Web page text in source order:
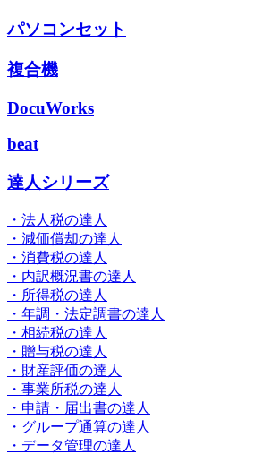
パソコンセット
複合機
DocuWorks
beat
達人シリーズ
・法人税の達人
・減価償却の達人
・消費税の達人
・内訳概況書の達人
・所得税の達人
・年調・法定調書の達人
・相続税の達人
・贈与税の達人
・財産評価の達人
・事業所税の達人
・申請・届出書の達人
・グループ通算の達人
・データ管理の達人